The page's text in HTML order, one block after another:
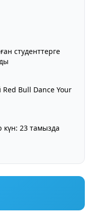
студенттерге
Bull Dance Your
23 тамызда